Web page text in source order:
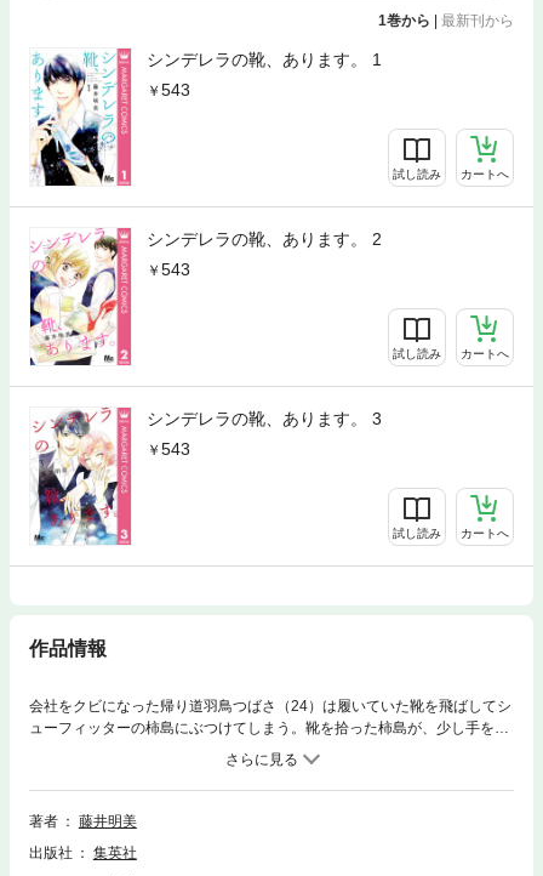
1巻から 最新刊から
シンデレラの靴、あります。 1
543
試し読み カートへ
シンデレラの靴、あります。 2
543
試し読み カートへ
シンデレラの靴、あります。 3
543
試し読み カートへ
作品情報
会社をクビになった帰り道羽鳥つばさ（24）は履いていた靴を飛ばしてシ
ューフィッターの柿島にぶつけてしまう。靴を拾った柿島が、少し手を加
えると脱げやすかった靴は、まるでシンデレラの靴のようにつばさの足に
ピッタリとフィット。この奇跡をつばさは運命の出会いだと…!?
著者
藤井明美
出版社
集英社